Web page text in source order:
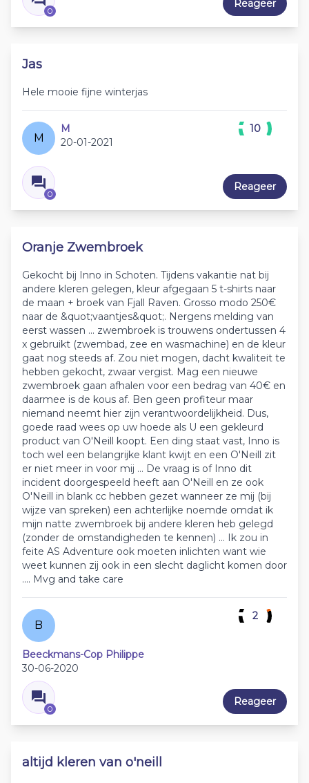
0
Reageer
Jas
Hele mooie fijne winterjas
M
M
20-01-2021
0
10
Reageer
Oranje Zwembroek
Gekocht bij Inno in Schoten. Tijdens vakantie nat bij
andere kleren gelegen, kleur afgegaan 5 t-shirts naar
de maan + broek van Fjall Raven. Grosso modo 250€
naar de &quot;vaantjes&quot;. Nergens melding van
eerst wassen ... zwembroek is trouwens ondertussen 4
x gebruikt (zwembad, zee en wasmachine) en de kleur
gaat nog steeds af. Zou niet mogen, dacht kwaliteit te
hebben gekocht, zwaar vergist. Mag een nieuwe
zwembroek gaan afhalen voor een bedrag van 40€ en
daarmee is de kous af. Ben geen profiteur maar
niemand neemt hier zijn verantwoordelijkheid. Dus,
goede raad wees op uw hoede als U een gekleurd
product van O'Neill koopt. Een ding staat vast, Inno is
toch wel een belangrijke klant kwijt en een O'Neill zit
er niet meer in voor mij ... De vraag is of Inno dit
incident doorgespeeld heeft aan O'Neill en ze ook
O'Neill in blank cc hebben gezet wanneer ze mij (bij
wijze van spreken) een achterlijke noemde omdat ik
mijn natte zwembroek bij andere kleren heb gelegd
(zonder de omstandigheden te kennen) ... Ik zou in
feite AS Adventure ook moeten inlichten want wie
weet kunnen zij ook in een slecht daglicht komen door
.... Mvg and take care
B
Beeckmans-Cop Philippe
30-06-2020
0
2
Reageer
altijd kleren van o'neill